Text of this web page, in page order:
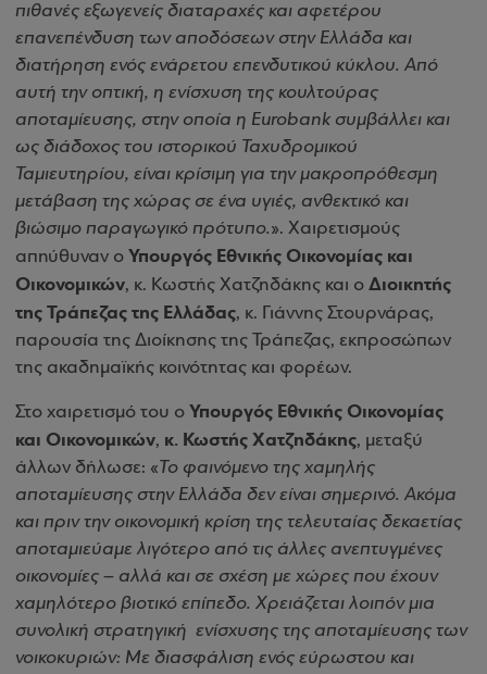
πιθανές εξωγενείς διαταραχές και αφετέρου
επανεπένδυση των αποδόσεων στην Ελλάδα και
διατήρηση ενός ενάρετου επενδυτικού κύκλου. Από
αυτή την οπτική, η ενίσχυση της κουλτούρας
αποταμίευσης, στην οποία η Eurobank συμβάλλει και
ως διάδοχος του ιστορικού Ταχυδρομικού
Ταμιευτηρίου, είναι κρίσιμη για την μακροπρόθεσμη
μετάβαση της χώρας σε ένα υγιές, ανθεκτικό και
βιώσιμο παραγωγικό πρότυπο.». Χαιρετισμούς
απηύθυναν ο Υπουργός Εθνικής Οικονομίας και
Οικονομικών, κ. Κωστής Χατζηδάκης και ο Διοικητής
της Τράπεζας της Ελλάδας, κ. Γιάννης Στουρνάρας,
παρουσία της Διοίκησης της Τράπεζας, εκπροσώπων
της ακαδημαϊκής κοινότητας και φορέων.
Στο χαιρετισμό του ο Υπουργός Εθνικής Οικονομίας
και Οικονομικών, κ. Κωστής Χατζηδάκης, μεταξύ
άλλων δήλωσε: «Το φαινόμενο της χαμηλής
αποταμίευσης στην Ελλάδα δεν είναι σημερινό. Ακόμα
και πριν την οικονομική κρίση της τελευταίας δεκαετίας
αποταμιεύαμε λιγότερο από τις άλλες ανεπτυγμένες
οικονομίες – αλλά και σε σχέση με χώρες που έχουν
χαμηλότερο βιοτικό επίπεδο. Χρειάζεται λοιπόν μια
συνολική στρατηγική ενίσχυσης της αποταμίευσης των
νοικοκυριών: Με διασφάλιση ενός εύρωστου και